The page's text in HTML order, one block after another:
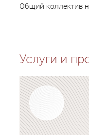
Общий коллектив
Услуги и